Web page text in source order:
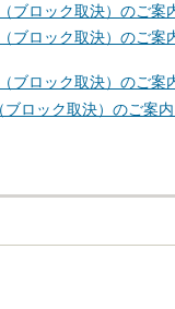
ロック取決）のご案
ロック取決）のご案
ロック取決）のご案
ロック取決）のご案